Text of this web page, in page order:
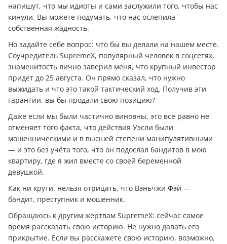
напишут, что мы идиоты и сами заслужили того, чтобы нас
кинули. Вы можете подумать, что нас ослепила
собственная жадность.
Но задайте себе вопрос: что бы вы делали на нашем месте.
Соучредитель SupremeX, популярный человек в соцсетях,
знаменитость лично заверил меня, что крупный инвестор
придет до 25 августа. Он прямо сказал, что нужно
выжидать и что это такой тактический ход. Получив эти
гарантии, вы бы продали свою позицию?
Даже если мы были частично виновны, это все равно не
отменяет того факта, что действия Уэсли были
мошенническими и в высшей степени манипулятивными
— и это без учёта того, что он подослал бандитов в мою
квартиру, где я жил вместе со своей беременной
девушкой.
Как ни крути, нельзя отрицать, что Вэньчжи Фэй —
бандит, преступник и мошенник.
Обращаюсь к другим жертвам SupremeX: сейчас самое
время рассказать свою историю. Не нужно давать его
прикрытие. Если вы расскажете свою историю, возможно,